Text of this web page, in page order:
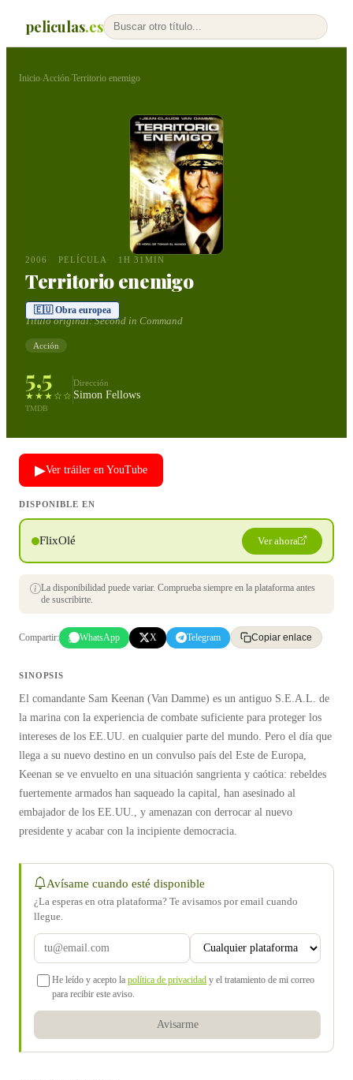
peliculas.es
Inicio›Acción›Territorio enemigo
2006 PELÍCULA 1H 31MIN
Territorio enemigo
🇪🇺 Obra europea
Título original:Second in Command
Acción
5,5
★★★☆☆
TMDB
Dirección
Simon Fellows
▶Ver tráiler en YouTube
DISPONIBLE EN
FlixOlé Ver ahora
La disponibilidad puede variar. Comprueba siempre en la plataforma antes
de suscribirte.
Compartir: WhatsApp X Telegram Copiar enlace
SINOPSIS
El comandante Sam Keenan (Van Damme) es un antiguo S.E.A.L. de
la marina con la experiencia de combate suficiente para proteger los
intereses de los EE.UU. en cualquier parte del mundo. Pero el día que
llega a su nuevo destino en un convulso país del Este de Europa,
Keenan se ve envuelto en una situación sangrienta y caótica: rebeldes
fuertemente armados han saqueado la capital, han asesinado al
embajador de los EE.UU., y amenazan con derrocar al nuevo
presidente y acabar con la incipiente democracia.
Avísame cuando esté disponible
¿La esperas en otra plataforma? Te avisamos por email cuando
llegue.
He leído y acepto la política de privacidad y el tratamiento de mi correo
para recibir este aviso.
Avisarme